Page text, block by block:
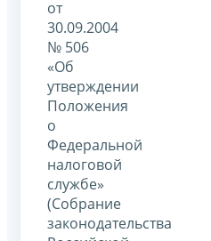
от
30.09.2004
№ 506
«Об
утверждении
Положения
о
Федеральной
налоговой
службе»
(Собрание
законодательства